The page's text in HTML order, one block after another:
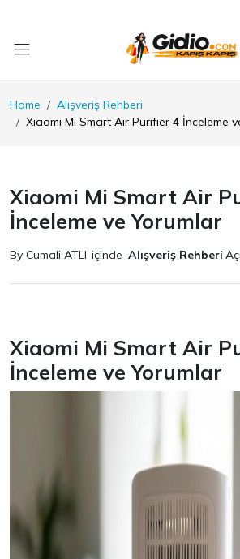
Home
Alışveriş Rehberi
Xiaomi Mi Smart Air Purifier 4 İnceleme
Xiaomi Mi Smart Air
İnceleme ve Yorumlar
By Cumali ATLI içinde Alışveriş Rehberi
Xiaomi Mi Smart Air
İnceleme ve Yorumlar